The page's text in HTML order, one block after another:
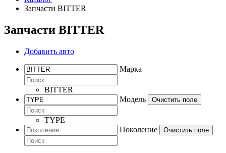
Запчасти BITTER
Запчасти BITTER
Добавить авто
Марка
BITTER
Модель
Очистить поле
TYPE
Поколение
Очистить поле